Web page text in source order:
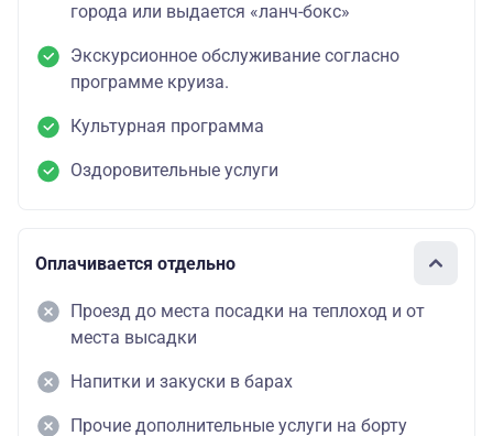
города или выдается «ланч-бокс»
Экскурсионное обслуживание согласно
программе круиза.
Культурная программа
Оздоровительные услуги
Оплачивается отдельно
Проезд до места посадки на теплоход и от
места высадки
Напитки и закуски в барах
Прочие дополнительные услуги на борту